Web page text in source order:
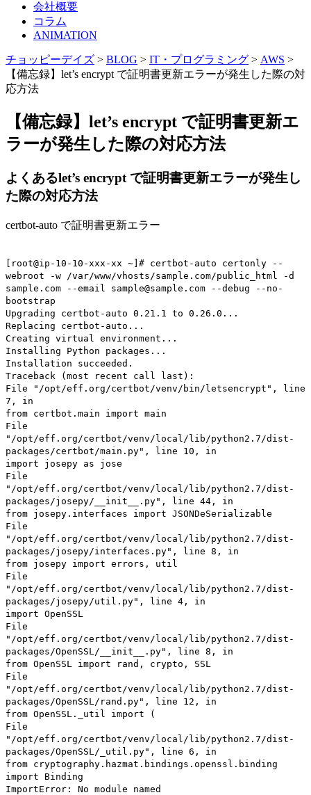
会社概要
コラム
ANIMATION
チョッピーデイズ > BLOG > IT・プログラミング > AWS >
【備忘録】let’s encrypt で証明書更新エラーが発生した際の対
応方法
【備忘録】let’s encrypt で証明書更新エ
ラーが発生した際の対応方法
よくあるlet’s encrypt で証明書更新エラーが発生し
た際の対応方法
certbot-auto で証明書更新エラー
[root@ip-10-10-xxx-xx ~]# certbot-auto certonly --
webroot -w /var/www/vhosts/sample.com/public_html -d
sample.com --email sample@sample.com --debug --no-
bootstrap
Upgrading certbot-auto 0.21.1 to 0.26.0...
Replacing certbot-auto...
Creating virtual environment...
Installing Python packages...
Installation succeeded.
Traceback (most recent call last):
File "/opt/eff.org/certbot/venv/bin/letsencrypt", line
7, in
from certbot.main import main
File
"/opt/eff.org/certbot/venv/local/lib/python2.7/dist-
packages/certbot/main.py", line 10, in
import josepy as jose
File
"/opt/eff.org/certbot/venv/local/lib/python2.7/dist-
packages/josepy/__init__.py", line 44, in
from josepy.interfaces import JSONDeSerializable
File
"/opt/eff.org/certbot/venv/local/lib/python2.7/dist-
packages/josepy/interfaces.py", line 8, in
from josepy import errors, util
File
"/opt/eff.org/certbot/venv/local/lib/python2.7/dist-
packages/josepy/util.py", line 4, in
import OpenSSL
File
"/opt/eff.org/certbot/venv/local/lib/python2.7/dist-
packages/OpenSSL/__init__.py", line 8, in
from OpenSSL import rand, crypto, SSL
File
"/opt/eff.org/certbot/venv/local/lib/python2.7/dist-
packages/OpenSSL/rand.py", line 12, in
from OpenSSL._util import (
File
"/opt/eff.org/certbot/venv/local/lib/python2.7/dist-
packages/OpenSSL/_util.py", line 6, in
from cryptography.hazmat.bindings.openssl.binding
import Binding
ImportError: No module named